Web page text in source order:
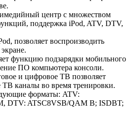
центр с множеством
поддержка iPod, ATV, DTV,
позволяет воспроизводить
функцию подзарядки мобильного
ПО компьютера консоли.
и цифровое ТВ позволяет
каналы во время тренировки.
форматы: ATV:
DTV: ATSC8VSB/QAM B; ISDBT;